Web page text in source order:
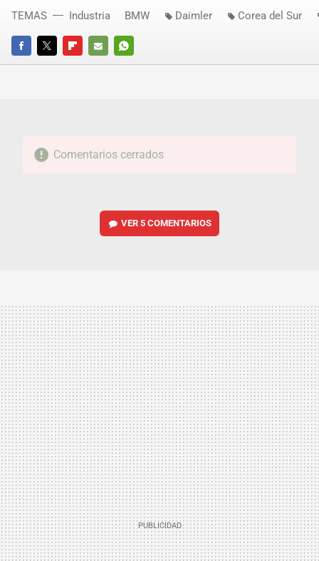
FACEBOOKTWITTERFLIPBOARD
E-
WHATSAPP
TEMAS Industria BMW Daimler Corea del Sur
Comentarios cerrados
VER5 COMENTARIOS